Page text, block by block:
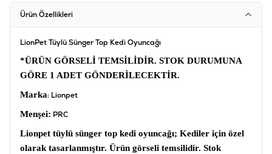
Ürün Özellikleri
LionPet Tüylü Sünger Top Kedi Oyuncağı
*ÜRÜN GÖRSELİ TEMSİLİDİR. STOK DURUMUNA
GÖRE 1 ADET GÖNDERİLECEKTİR.
Marka: Lionpet
Menşei: PRC
Lionpet tüylü sünger top kedi oyuncağı; Kediler için özel
olarak tasarlanmıştır. Ürün görseli temsilidir. Stok